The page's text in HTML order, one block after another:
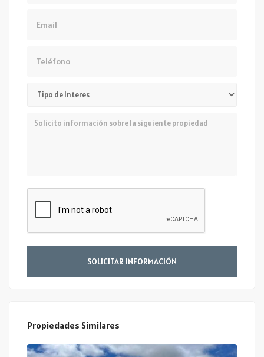
Mensaje
SOLICITAR INFORMACIÓN
Propiedades Similares